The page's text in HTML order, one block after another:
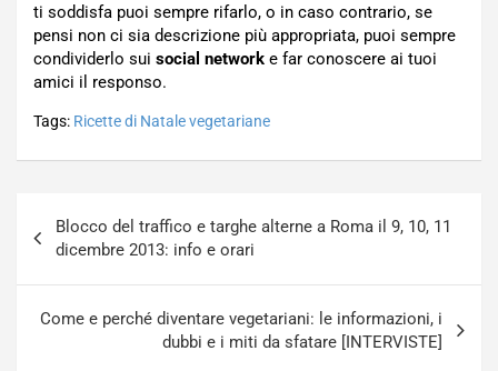
ti soddisfa puoi sempre rifarlo, o in caso contrario, se
pensi non ci sia descrizione più appropriata, puoi sempre
condividerlo sui social network e far conoscere ai tuoi
amici il responso.
Tags: Ricette di Natale vegetariane
articoli
Blocco del traffico e targhe alterne a Roma il 9, 10, 11
dicembre 2013: info e orari
Come e perché diventare vegetariani: le informazioni, i
dubbi e i miti da sfatare [INTERVISTE]